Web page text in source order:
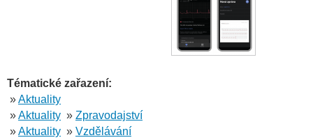
Tématické zařazení:
»Aktuality
»Aktuality » Zpravodajství
»Aktuality » Vzdělávání